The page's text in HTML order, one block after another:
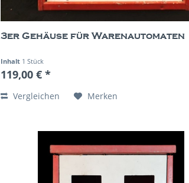
3er Gehäuse für Warenautomaten
Inhalt 1 Stück
119,00 € *
Vergleichen Merken